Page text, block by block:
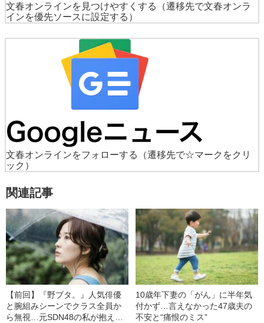
文春オンラインを見つけやすくする
（遷移先で文春オンラ
インを優先ソースに設定する）
文春オンラインをフォローする
（遷移先で☆マークをクリ
ック）
関連記事
【前回】『野ブタ。』人気俳優
と腕組みシーンでクラス全員か
ら無視…元SDN48の私が抱える
10歳年下妻の「がん」に半年気
付かず…言えなかった47歳夫の
不安と“痛恨のミス”